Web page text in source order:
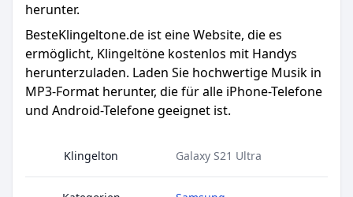
herunter.
BesteKlingeltone.de ist eine Website, die es
ermöglicht, Klingeltöne kostenlos mit Handys
herunterzuladen. Laden Sie hochwertige Musik in
MP3-Format herunter, die für alle iPhone-Telefone
und Android-Telefone geeignet ist.
Klingelton Galaxy S21 Ultra